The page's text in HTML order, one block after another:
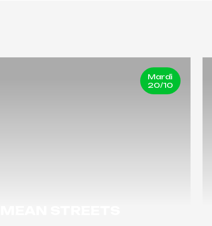
Mardi
20/10